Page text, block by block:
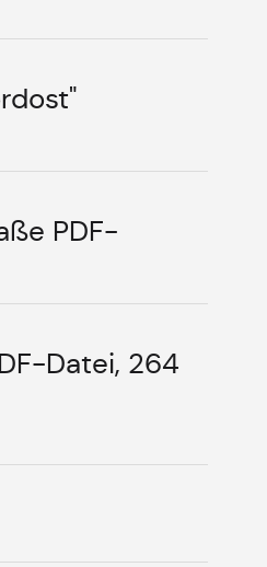
PDF-
Datei, 264